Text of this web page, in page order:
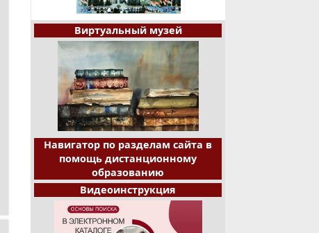
Виртуальный музей
Навигатор по разделам сайта в
помощь дистанционному
образованию
Видеоинструкция